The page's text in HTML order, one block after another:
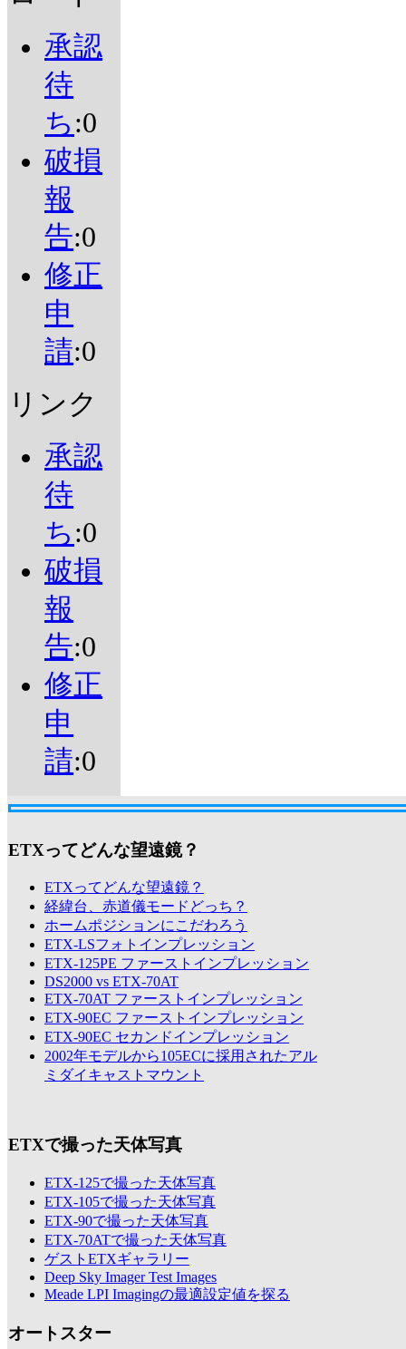
承認
待
ち :0
破損
報
告:0
修正
申
請:0
リンク
承認
待
ち :0
破損
報
告:0
修正
申
請:0
ETXってどんな望遠鏡？
ETXってどんな望遠鏡？
経緯台、赤道儀モードどっち？
ホームポジションにこだわろう
ETX-LSフォトインプレッション
ETX-125PE ファーストインプレッション
DS2000 vs ETX-70AT
ETX-70AT ファーストインプレッション
ETX-90EC ファーストインプレッション
ETX-90EC セカンドインプレッション
2002年モデルから105ECに採用されたアル
ミダイキャストマウント
ETXで撮った天体写真
ETX-125で撮った天体写真
ETX-105で撮った天体写真
ETX-90で撮った天体写真
ETX-70ATで撮った天体写真
ゲストETXギャラリー
Deep Sky Imager Test Images
Meade LPI Imagingの最適設定値を探る
オートスター